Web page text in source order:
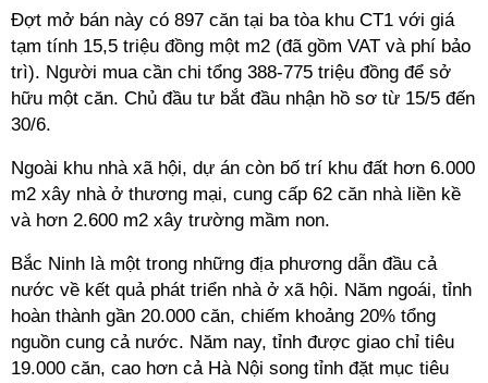
Đợt mở bán này có 897 căn tại ba tòa khu CT1 với giá
tạm tính 15,5 triệu đồng một m2 (đã gồm VAT và phí bảo
trì). Người mua cần chi tổng 388-775 triệu đồng để sở
hữu một căn. Chủ đầu tư bắt đầu nhận hồ sơ từ 15/5 đến
30/6.
Ngoài khu nhà xã hội, dự án còn bố trí khu đất hơn 6.000
m2 xây nhà ở thương mại, cung cấp 62 căn nhà liền kề
và hơn 2.600 m2 xây trường mầm non.
Bắc Ninh là một trong những địa phương dẫn đầu cả
nước về kết quả phát triển nhà ở xã hội. Năm ngoái, tỉnh
hoàn thành gần 20.000 căn, chiếm khoảng 20% tổng
nguồn cung cả nước. Năm nay, tỉnh được giao chỉ tiêu
19.000 căn, cao hơn cả Hà Nội song tỉnh đặt mục tiêu